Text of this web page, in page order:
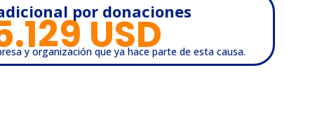
por donaciones
USD
y organización que ya hace parte de esta causa.